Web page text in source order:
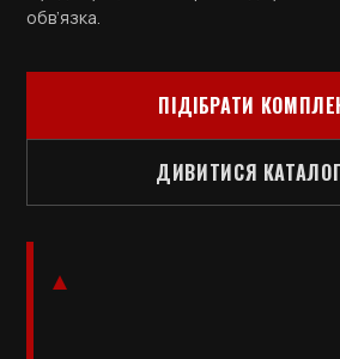
обв’язка.
ПІДІБРАТИ
ДИВИТИСЯ КАТАЛОГ